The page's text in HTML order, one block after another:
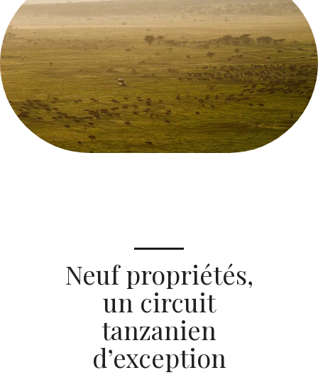
Neuf propriétés,
un circuit
tanzanien
d’exception